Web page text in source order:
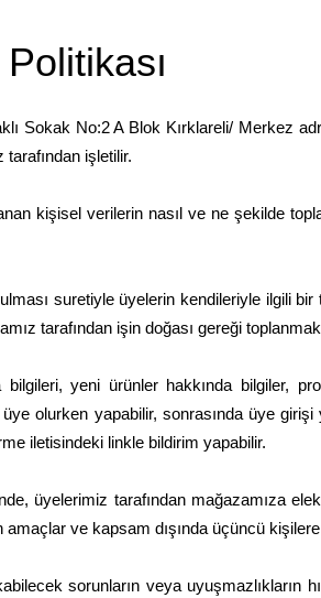
Sokak No:2 A Blok Kırklareli/ Merkez
işletilir.
kişisel verilerin nasıl ve ne şekilde
suretiyle üyelerin kendileriyle ilgili
tarafından işin doğası gereği
yeni ürünler hakkında bilgiler,
olurken yapabilir, sonrasında üye girişi
iletisindeki linkle bildirim yapabilir.
üyelerimiz tarafından mağazamıza
ve kapsam dışında üçüncü
sorunların veya uyuşmazlıkların